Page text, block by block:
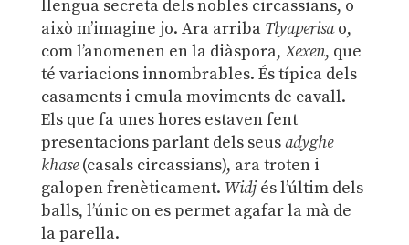
llengua secreta dels nobles circassians, o
això m’imagine jo. Ara arriba Tlyaperisao,
com l’anomenen en la diàspora, Xexen, que
té variacions innombrables. És típica dels
casaments i emula moviments de cavall.
Els que fa unes hores estaven fent
presentacions parlant dels seusadyghe
khase(casals circassians), ara troten i
galopen frenèticament. Widjés l’últim dels
balls, l’únic on es permet agafar la mà de
la parella.